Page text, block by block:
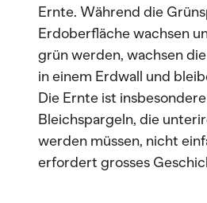
Ernte. Während die
Erdoberfläche wachsen
grün werden, wachsen
in einem Erdwall und
Die Ernte ist
Bleichspargeln, die
werden müssen, nicht
erfordert grosses